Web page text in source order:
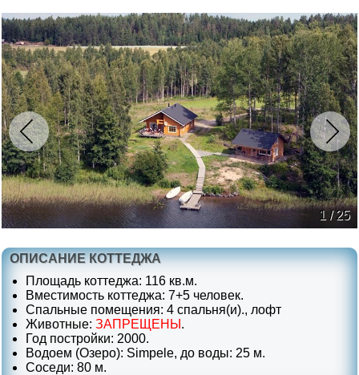
1 / 25
ОПИСАНИЕ КОТТЕДЖА
Площадь коттеджа: 116 кв.м.
Вместимость коттеджа: 7+5 человек.
Спальные помещения: 4 спальня(и)., лофт
Животные: ЗАПРЕЩЕНЫ .
Год постройки: 2000.
Водоем (Озеро): Simpele, до воды: 25 м.
Соседи: 80 м.